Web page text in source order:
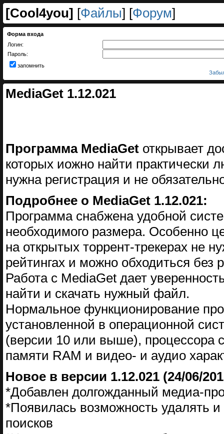
[Cool4you] [Файлы] [Форум]
Форма входа
Логин:
Пароль:
запомнить
MediaGet 1.12.021
Программа MediaGet открывает
которых иожно найти
нужна регистрация и не
Подробнее о MediaGet 1.12.021:
Программа снабжена удобной
необходимого размера. Особенно
на открытых торрент-трекерах не
рейтингах и можно обходиться без
Работа с MediaGet дает
найти и скачать нужный файл.
Нормальное функционирование
установленной в операционной
(версии 10 или выше), процессора
памяти RAM и видео- и аудио
Новое в версии 1.12.021 (24/06/
*Добавлен долгожданный медиа-
*Появилась возможность удалять
поисков